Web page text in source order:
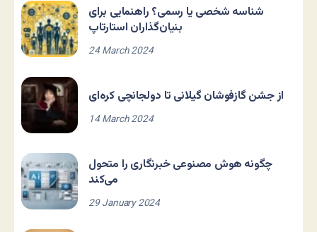
شناسه شخصی یا رسمی؟ راهنمایی برای
بنیان‌گذاران استارتاپ
24 March 2024
از جشن گازفوشان گیلانی تا دولجانچی کره‌ای
14 March 2024
چگونه هوش مصنوعی خبرنگاری را متحول
می‌کند
29 January 2024